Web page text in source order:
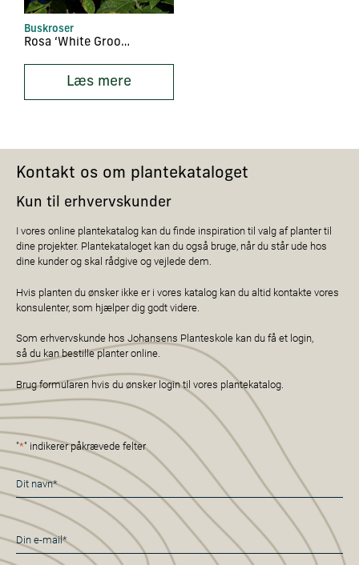
Buskroser
Rosa ‘White Grootendorst’
Læs mere
Kontakt os om plantekataloget
Kun til erhvervskunder
I vores online plantekatalog kan du finde inspiration til valg af planter til
dine projekter. Plantekataloget kan du også bruge, når du står ude hos
dine kunder og skal rådgive og vejlede dem.
Hvis planten du ønsker ikke er i vores katalog kan du altid kontakte vores
konsulenter, som hjælper dig godt videre.
Som erhvervskunde hos Johansens Planteskole kan du få et login,
så du kan bestille planter online.
Brug formularen hvis du ønsker login til vores plantekatalog.
"*" indikerer påkrævede felter
Navn
*
E-
mail